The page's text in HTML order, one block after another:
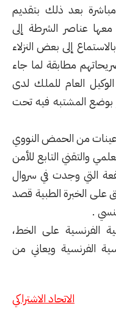
بعد ذلك بتقديم
معها عناصر الشرطة إلى
إلى بعض النزلاء
مطابقة لما جاء
العام للملك لدى
بوضع المشتبه فيه تحت
من الحمض النووي
والتقني التابع للأمن
التي وجدت في سروال
على الخبرة الطبية قصد
.
الفرنسية على الخط،
الفرنسية ويعاني من
الاتحاد الاشتراكي